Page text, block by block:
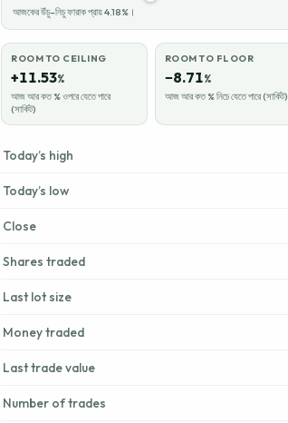
আজকের উঁচু–নিচু ফারাক প্রায় 4.18%।
ROOM TO CEILING
+11.53%
আজ আর কত % ওপরে যেতে পারে
(সার্কিট)
ROOM TO FLOOR
−8.71%
আজ আর কত % নিচে যেতে পারে (সার্কিট)
Today’s high
Today’s low
Close
Shares traded
Last lot size
Money traded
Last trade value
Number of trades